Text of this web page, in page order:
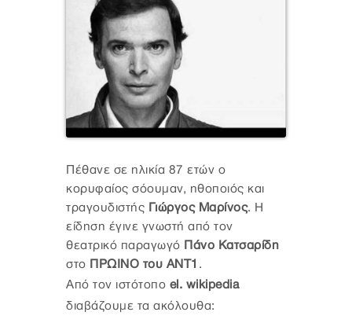
Πέθανε σε ηλικία 87 ετών ο
κορυφαίος σόουμαν, ηθοποιός και
τραγουδιστής Γιώργος Μαρίνος. Η
είδηση έγινε γνωστή από τον
θεατρικό παραγωγό Πάνο Κατσαρίδη
στο ΠΡΩΙΝΟ του ΑΝΤ1 .
Από τον ιστότοπο el. wikipedia
διαβάζουμε τα ακόλουθα: